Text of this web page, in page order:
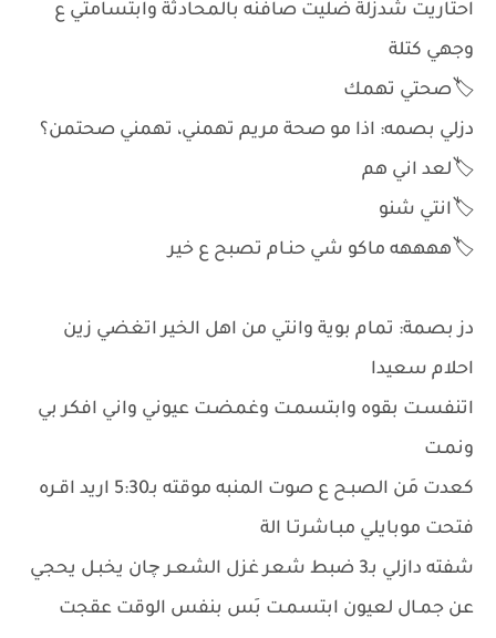
احتاريت شدزلة ضليت صافنه بالمحادثة وابتسامتي ع
وجهي كتلة
🏷️صحتي تهمك
دزلي بصمه: اذا مو صحة مريم تهمني، تهمني صحتمن؟
🏷️لعد اني هم
🏷️انتي شنو
🏷️ههههه ماكو شي حنـام تصبح ع خير
دز بصمة: تمام بوية وانتي من اهل الخير اتغضي زين
احلام سعيدا
اتنفسـت بقوه وابتسمـت وغمضـت عيوني واني افكر بي
ونمـت
كعدت مَن الصبـح ع صوت المنبه موقته بـ5:30 اريد اقـره
فتحت موبايلي مبـاشرتـا الة
شفته دازلي بـ3 ضبط شعر غزل الشعـر چان يخبـل يحجي
عن جمـال لعيون ابتسمـت بَس بنفس الوقت عقجت